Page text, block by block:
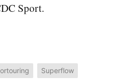
Sport.
Superflow